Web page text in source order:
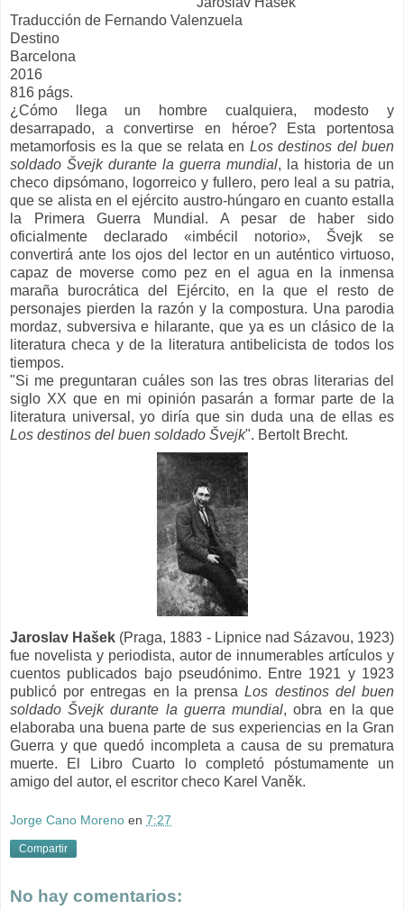
Traducción de Fernando Valenzuela
Destino
Barcelona
2016
816 págs.
¿Cómo llega un hombre cualquiera, modesto y
desarrapado, a convertirse en héroe? Esta portentosa
metamorfosis es la que se relata en Los destinos del buen
soldado Švejk durante la guerra mundial, la historia de un
checo dipsómano, logorreico y fullero, pero leal a su patria,
que se alista en el ejército austro-húngaro en cuanto estalla
la Primera Guerra Mundial. A pesar de haber sido
oficialmente declarado «imbécil notorio», Švejk se
convertirá ante los ojos del lector en un auténtico virtuoso,
capaz de moverse como pez en el agua en la inmensa
maraña burocrática del Ejército, en la que el resto de
personajes pierden la razón y la compostura. Una parodia
mordaz, subversiva e hilarante, que ya es un clásico de la
literatura checa y de la literatura antibelicista de todos los
tiempos.
"Si me preguntaran cuáles son las tres obras literarias del
siglo XX que en mi opinión pasarán a formar parte de la
literatura universal, yo diría que sin duda una de ellas es
Los destinos del buen soldado Švejk". Bertolt Brecht.
Jaroslav Hašek (Praga, 1883 - Lipnice nad Sázavou, 1923)
fue novelista y periodista, autor de innumerables artículos y
cuentos publicados bajo pseudónimo. Entre 1921 y 1923
publicó por entregas en la prensaLos destinos del buen
soldado Švejk durante la guerra mundial, obra en la que
elaboraba una buena parte de sus experiencias en la Gran
Guerra y que quedó incompleta a causa de su prematura
muerte. El Libro Cuarto lo completó póstumamente un
amigo del autor, el escritor checo Karel Vaněk.
Jorge Cano Moreno en 7:27
Compartir
No hay comentarios: